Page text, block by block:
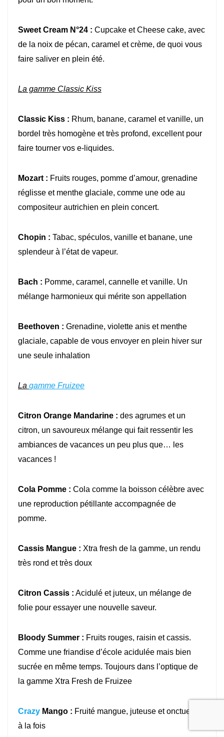
Sweet Cream N°24 : Cupcake et Cheese cake, avec
de la noix de pécan, caramel et crème, de quoi vous
faire saliver en plein été.
La gamme Classic Kiss
Classic Kiss : Rhum, banane, caramel et vanille, un
bordel très homogène et très profond, excellent pour
faire tourner vos e-liquides.
Mozart : Fruits rouges, pomme d’amour, grenadine
réglisse et menthe glaciale, comme une ode au
compositeur autrichien en plein concert.
Chopin : Tabac, spéculos, vanille et banane, une
splendeur à l’état de vapeur.
Bach : Pomme, caramel, cannelle et vanille. Un
mélange harmonieux qui mérite son appellation
Beethoven : Grenadine, violette anis et menthe
glaciale, capable de vous envoyer en plein hiver sur
une seule inhalation
La gamme Fruizee
Citron Orange Mandarine : des agrumes et un
citron, un savoureux mélange qui fait ressentir les
ambiances de vacances un peu plus que… les
vacances !
Cola Pomme : Cola comme la boisson célèbre avec
une reproduction pétillante accompagnée de
pomme.
Cassis Mangue : Xtra fresh de la gamme, un rendu
très rond et très doux
Citron Cassis : Acidulé et juteux, un mélange de
folie pour essayer une nouvelle saveur.
Bloody Summer : Fruits rouges, raisin et cassis.
Comme une friandise d’école acidulée mais bien
sucrée en même temps. Toujours dans l’optique de
la gamme Xtra Fresh de Fruizee
Crazy Mango : Fruité mangue, juteuse et onctueuse
à la fois